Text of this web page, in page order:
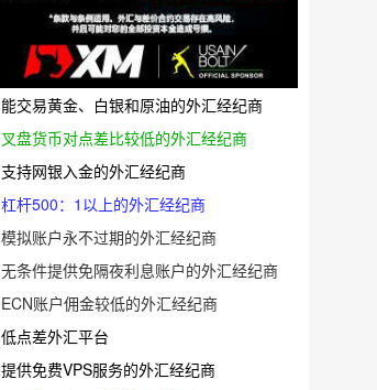
能交易黄金、白银和原油的外汇经纪商
叉盘货币对点差比较低的外汇经纪商
支持网银入金的外汇经纪商
杠杆500：1以上的外汇经纪商
模拟账户永不过期的外汇经纪商
无条件提供免隔夜利息账户的外汇经纪商
ECN账户佣金较低的外汇经纪商
低点差外汇平台
提供免费VPS服务的外汇经纪商